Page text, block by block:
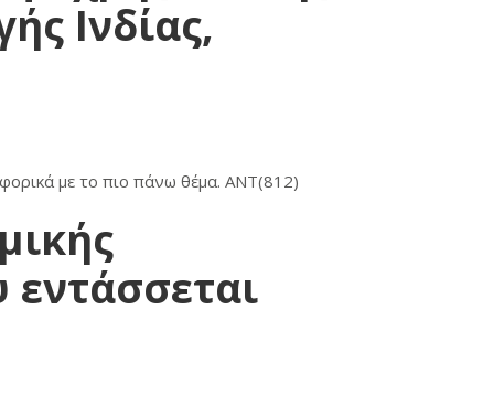
Ινδίας,
με το πιο πάνω θέμα. ΑΝΤ(812)